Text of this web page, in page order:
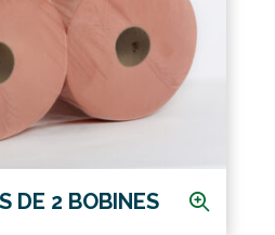
DE 2 BOBINES